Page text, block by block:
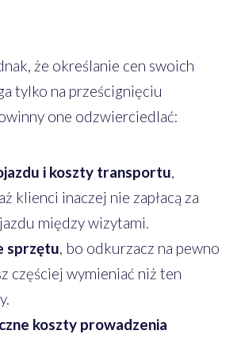
że określanie cen swoich
tylko na prześcignięciu
one odzwierciedlać:
i koszty transportu,
klienci inaczej nie zapłacą za
między wizytami.
sprzętu, bo odkurzacz na pewno
częściej wymieniać niż ten
koszty prowadzenia